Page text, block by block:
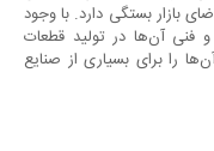
بازار بستگی دارد. با وجود
و فنی آن‌ها در تولید قطعات
را برای بسیاری از صنایع